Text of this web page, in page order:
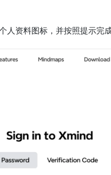
人资料图标，并按照提示完